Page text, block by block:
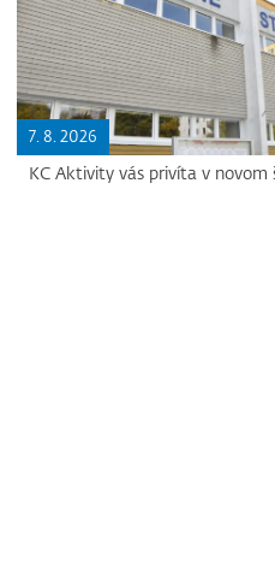
7. 8. 2026
KC Aktivity vás privíta v novom